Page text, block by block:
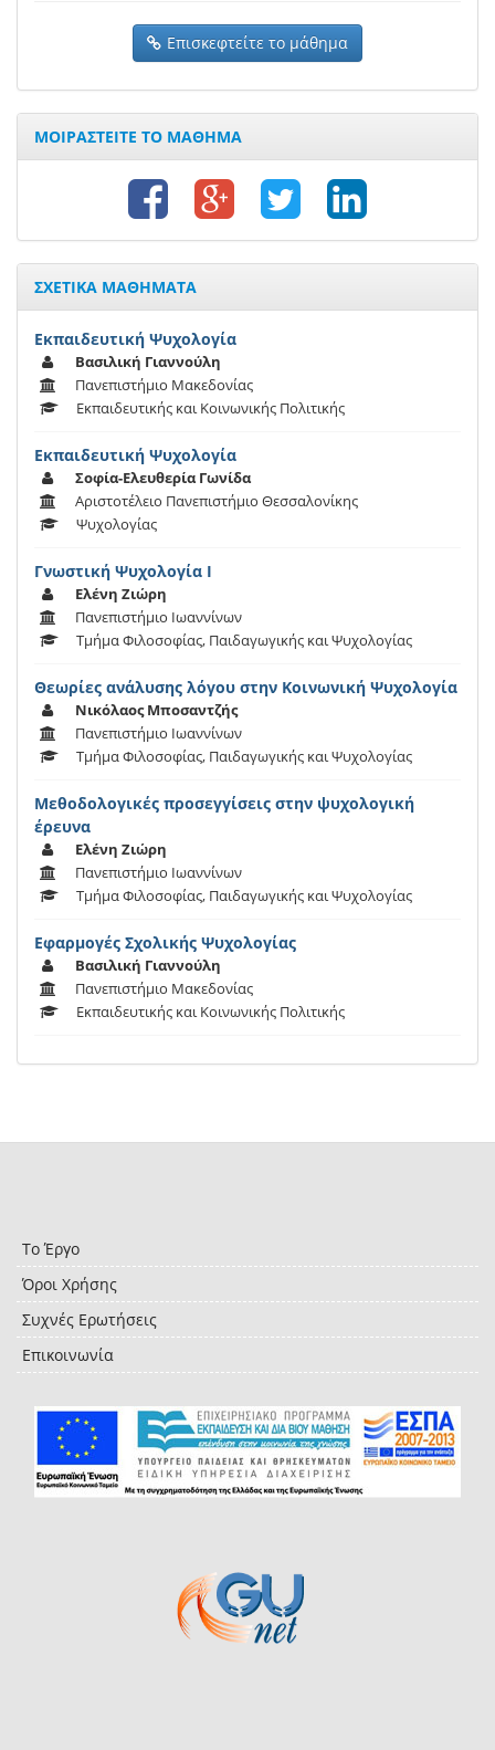
Επισκεφτείτε το μάθημα
ΜΟΙΡΑΣΤΕΙΤΕ ΤΟ ΜΑΘΗΜΑ
ΣΧΕΤΙΚΑ ΜΑΘΗΜΑΤΑ
Εκπαιδευτική Ψυχολογία
Βασιλική Γιαννούλη
Πανεπιστήμιο Μακεδονίας
Εκπαιδευτικής και Κοινωνικής Πολιτικής
Εκπαιδευτική Ψυχολογία
Σοφία-Ελευθερία Γωνίδα
Αριστοτέλειο Πανεπιστήμιο Θεσσαλονίκης
Ψυχολογίας
Γνωστική Ψυχολογία Ι
Ελένη Ζιώρη
Πανεπιστήμιο Ιωαννίνων
Τμήμα Φιλοσοφίας, Παιδαγωγικής και Ψυχολογίας
Θεωρίες ανάλυσης λόγου στην Κοινωνική Ψυχολογία
Νικόλαος Μποσαντζής
Πανεπιστήμιο Ιωαννίνων
Τμήμα Φιλοσοφίας, Παιδαγωγικής και Ψυχολογίας
Μεθοδολογικές προσεγγίσεις στην ψυχολογική
έρευνα
Ελένη Ζιώρη
Πανεπιστήμιο Ιωαννίνων
Τμήμα Φιλοσοφίας, Παιδαγωγικής και Ψυχολογίας
Eφαρμογές Σχολικής Ψυχολογίας
Βασιλική Γιαννούλη
Πανεπιστήμιο Μακεδονίας
Εκπαιδευτικής και Κοινωνικής Πολιτικής
Το Έργο
Όροι Χρήσης
Συχνές Ερωτήσεις
Επικοινωνία